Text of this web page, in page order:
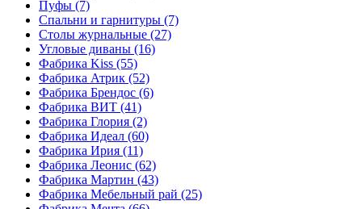
Пуфы (7)
Спальни и гарнитуры (7)
Столы журнальные (27)
Угловые диваны (16)
Фабрика Kiss (55)
Фабрика Атрик (52)
Фабрика Брендос (6)
Фабрика ВИТ (41)
Фабрика Глория (2)
Фабрика Идеал (60)
Фабрика Ирия (11)
Фабрика Леонис (62)
Фабрика Мартин (43)
Фабрика Мебельный рай (25)